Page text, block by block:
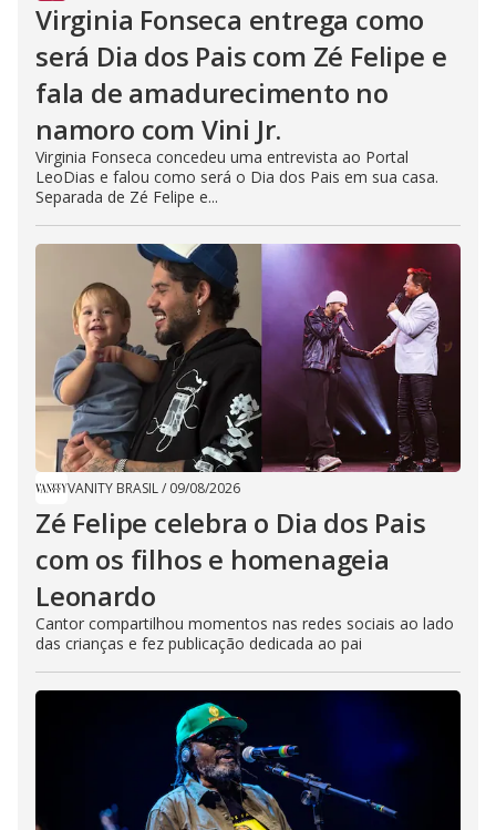
Virginia Fonseca entrega como
será Dia dos Pais com Zé Felipe e
fala de amadurecimento no
namoro com Vini Jr.
Virginia Fonseca concedeu uma entrevista ao Portal
LeoDias e falou como será o Dia dos Pais em sua casa.
Separada de Zé Felipe e...
VANITY BRASIL/ 09/08/2026
Zé Felipe celebra o Dia dos Pais
com os filhos e homenageia
Leonardo
Cantor compartilhou momentos nas redes sociais ao lado
das crianças e fez publicação dedicada ao pai